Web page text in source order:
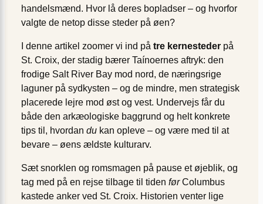
handelsmænd. Hvor lå deres bopladser – og hvorfor
valgte de netop disse steder på øen?
I denne artikel zoomer vi ind på tre kernesteder på
St. Croix, der stadig bærer Taínoernes aftryk: den
frodige Salt River Bay mod nord, de næringsrige
laguner på sydkysten – og de mindre, men strategisk
placerede lejre mod øst og vest. Undervejs får du
både den arkæologiske baggrund og helt konkrete
tips til, hvordan du kan opleve – og være med til at
bevare – øens ældste kulturarv.
Sæt snorklen og romsmagen på pause et øjeblik, og
tag med på en rejse tilbage til tiden førColumbus
kastede anker ved St. Croix. Historien venter lige